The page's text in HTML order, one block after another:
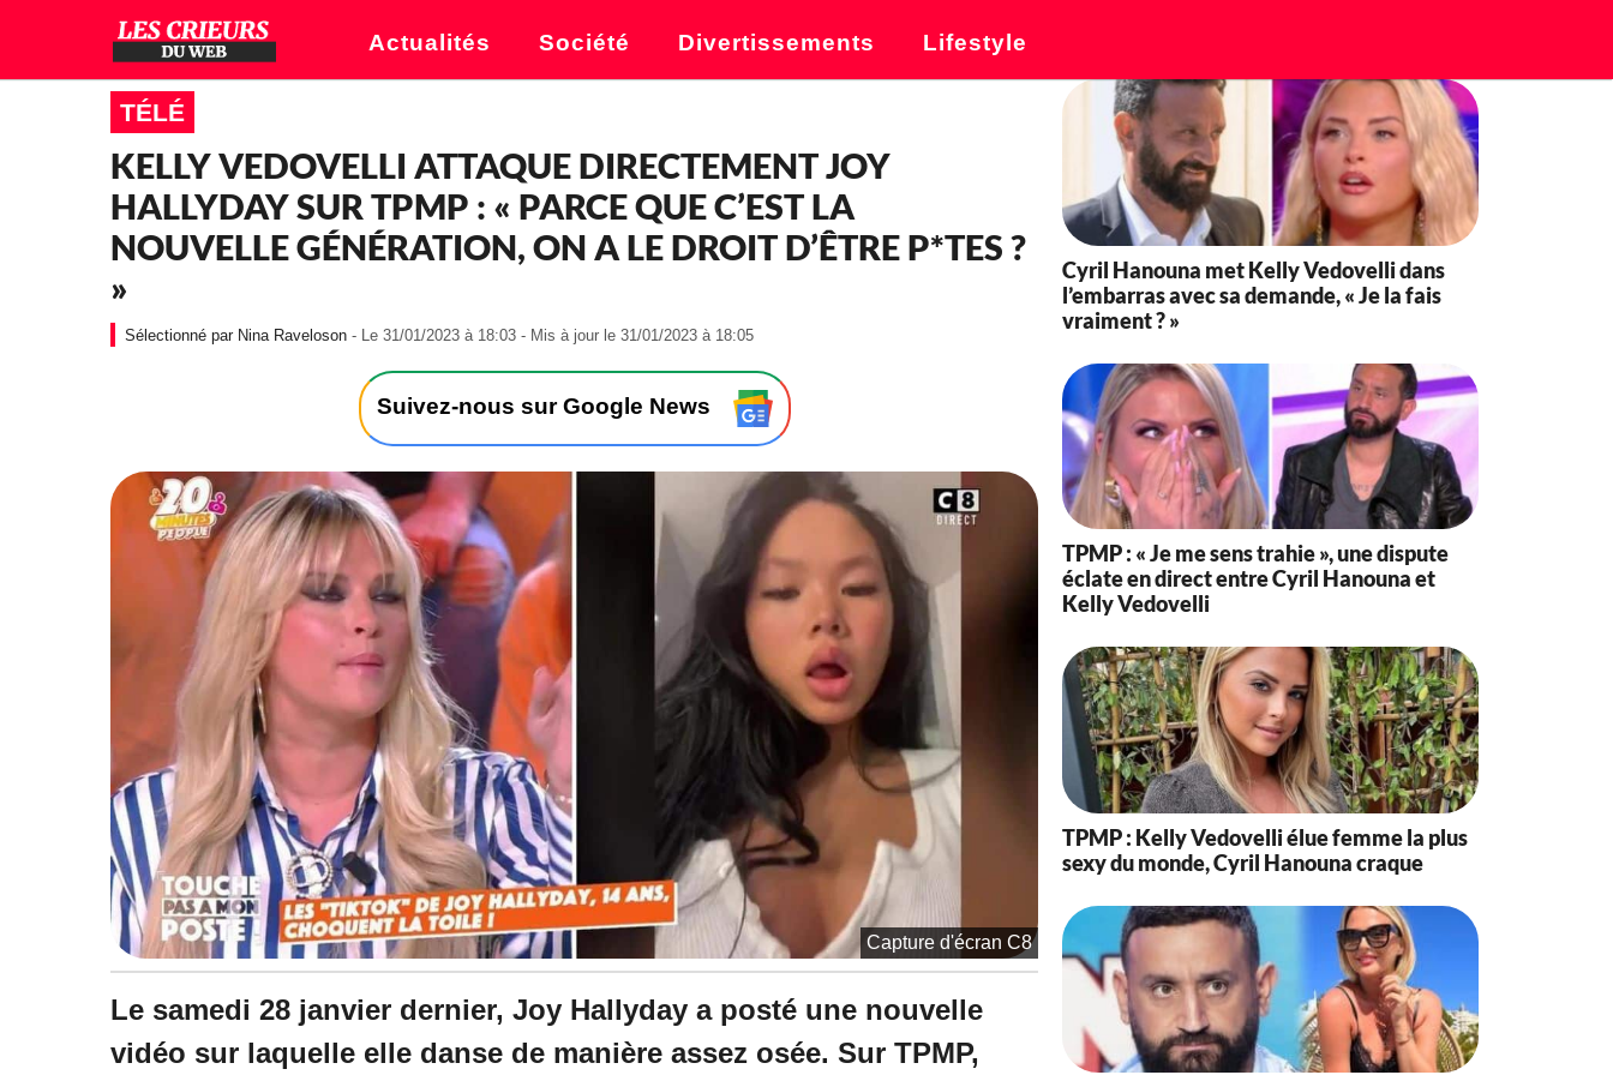
Actualités Société Divertissements Lifestyle
TÉLÉ
KELLY VEDOVELLI ATTAQUE DIRECTEMENT JOY
HALLYDAY SUR TPMP : « PARCE QUE C’EST LA
NOUVELLE GÉNÉRATION, ON A LE DROIT D’ÊTRE P*TES ?
»
Nina Raveloson - Le 31/01/2023 à 18:03 - Mis à jour le 31/01/2023 à 18:05
e
3
1
/
0
3
1
8
M
i
s
à
o
u
l
3
/
Suivez-nous sur Google News
Capture d'écran C8
Le samedi 28 janvier dernier, Joy Hallyday a posté une nouvelle
vidéo sur laquelle elle danse de manière assez osée. Sur TPMP,
Cyril Hanouna met Kelly Vedovelli dans
l’embarras avec sa demande, « Je la fais
vraiment ? »
TPMP : « Je me sens trahie », une dispute
éclate en direct entre Cyril Hanouna et
Kelly Vedovelli
TPMP : Kelly Vedovelli élue femme la plus
sexy du monde, Cyril Hanouna craque